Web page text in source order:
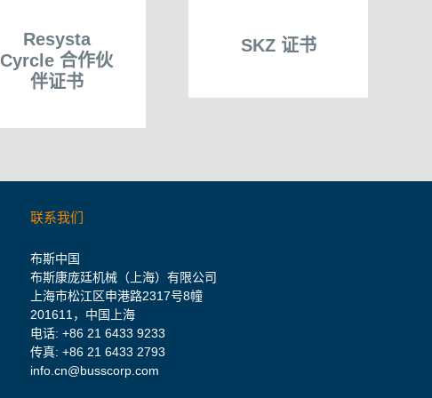
Resysta
Cyrcle 合作伙
伴证书
SKZ 证书
联系我们
布斯中国
布斯康庞廷机械（上海）有限公司
上海市松江区申港路2317号8幢
201611，中国上海
电话: +86 21 6433 9233
传真: +86 21 6433 2793
info.cn@busscorp.com